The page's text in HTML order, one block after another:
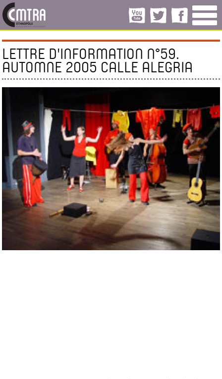
LETTRE D'INFORMATION N°59.
AUTOMNE 2005 CALLE ALEGRIA